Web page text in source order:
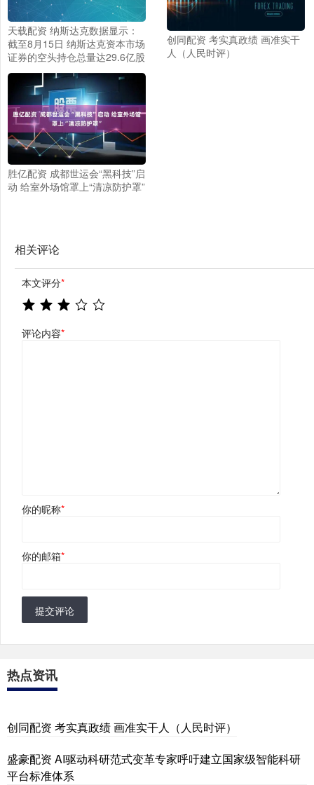
天载配资 纳斯达克数据显示：
截至8月15日 纳斯达克资本市场
证券的空头持仓总量达29.6亿股
创同配资 考实真政绩 画准实干
人（人民时评）
胜亿配资 成都世运会“黑科技”启
动 给室外场馆罩上“清凉防护罩”
相关评论
本文评分*
评论内容*
你的昵称*
你的邮箱*
提交评论
热点资讯
创同配资 考实真政绩 画准实干人（人民时评）
盛豪配资 AI驱动科研范式变革专家呼吁建立国家级智能科研
平台标准体系